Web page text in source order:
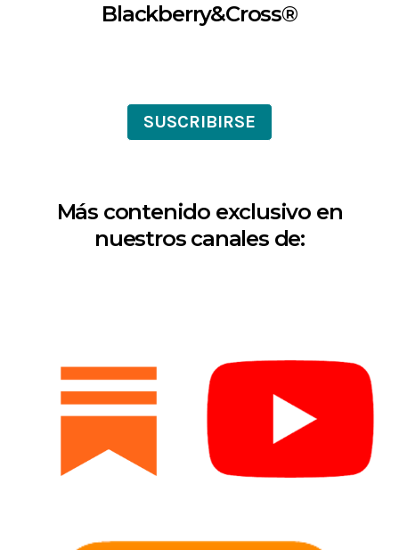
Blackberry&Cross®
SUSCRIBIRSE
Más contenido exclusivo en
nuestros canales de: